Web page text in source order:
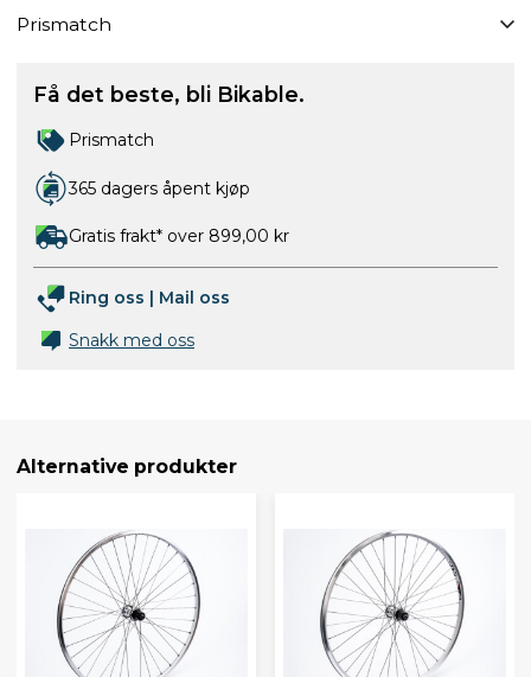
Prismatch
Få det beste, bli Bikable.
Prismatch
365 dagers åpent kjøp
Gratis frakt* over 899,00 kr
Ring oss | Mail oss
Snakk med oss
Alternative produkter